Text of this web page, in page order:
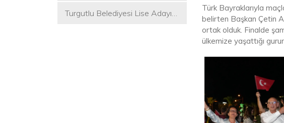
Turgutlu Belediyesi Lise Adayı
Türk Bayraklarıyla
belirten Başkan Çetin
ortak olduk. Finalde
ülkemize yaşattığı